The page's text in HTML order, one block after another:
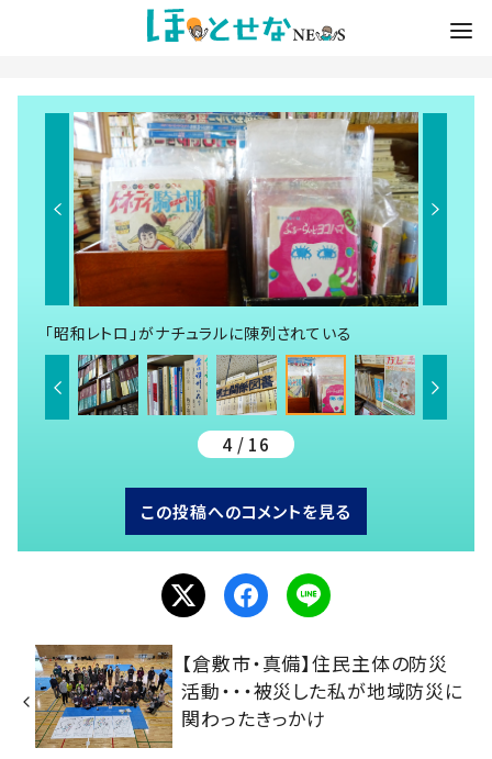
「昭和レトロ」がナチュラルに陳列されている
4 / 16
この投稿へのコメントを見る
【倉敷市・真備】住民主体の防災
活動・・・被災した私が地域防災に
関わったきっかけ